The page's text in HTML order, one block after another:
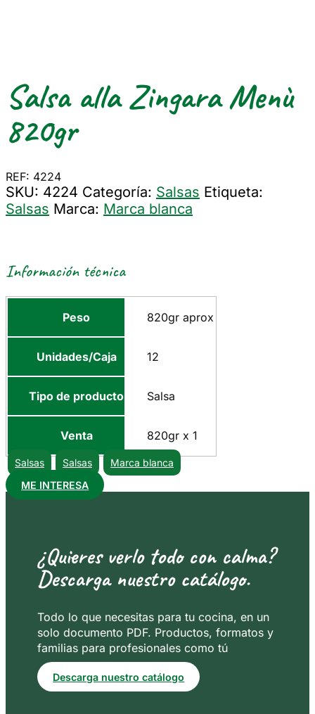
Salsa alla Zingara Menù
820gr
REF: 4224
SKU: 4224 Categoría: Salsas Etiqueta:
Salsas Marca: Marca blanca
Información técnica
Peso 820gr aprox
Unidades/Caja 12
Tipo de producto Salsa
Venta 820gr x 1
Salsas Salsas
Marca blanca
ME INTERESA
¿Quieres verlo todo con calma?
Descarga nuestro catálogo.
Todo lo que necesitas para tu cocina, en un
solo documento PDF. Productos, formatos y
familias para profesionales como tú
Descarga nuestro catálogo